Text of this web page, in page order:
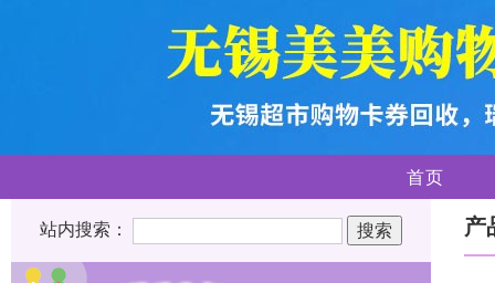
首页
站内搜索： 产